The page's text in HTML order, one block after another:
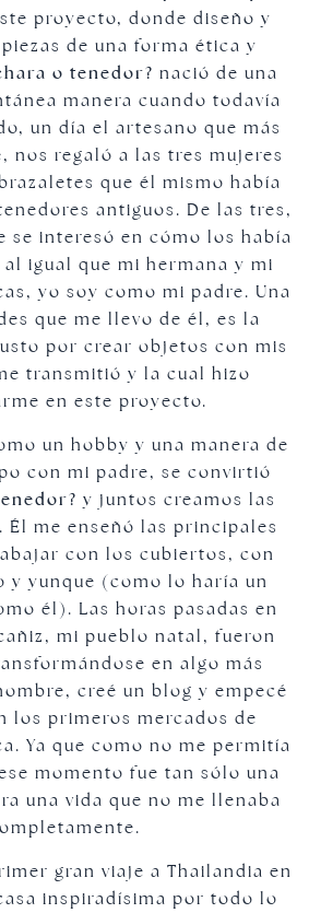
proyecto, donde diseño y
de una forma ética y
o tenedor? nació de una
manera cuando todavía
un día el artesano que más
nos regaló a las tres mujeres
que él mismo había
antiguos. De las tres,
se interesó en cómo los había
al igual que mi hermana y mi
yo soy como mi padre. Una
que me llevo de él, es la
por crear objetos con mis
transmitió y la cual hizo
en este proyecto.
un hobby y una manera de
con mi padre, se convirtió
y juntos creamos las
Él me enseñó las principales
con los cubiertos, con
y yunque (como lo haría un
él). Las horas pasadas en
mi pueblo natal, fueron
en algo más
creé un blog y empecé
los primeros mercados de
Ya que como no me permitía
momento fue tan sólo una
una vida que no me llenaba
gran viaje a Thailandia en
inspiradísima por todo lo